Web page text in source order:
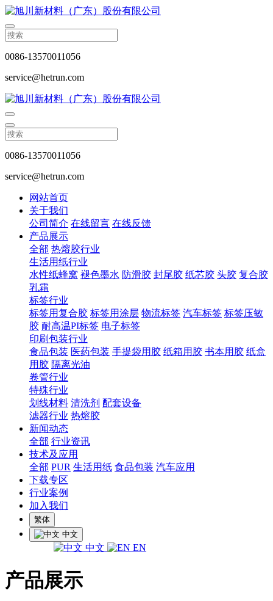
0086-13570011056
service@hetrun.com
0086-13570011056
service@hetrun.com
网站首页
关于我们
公司简介 在线留言 在线反馈
产品展示
全部 热熔胶行业
生活用纸行业
水性纸蜂窝 褪色墨水 防滑胶 封尾胶 纸芯胶 头胶 复合胶
乳霜
标签行业
标签用复合胶 标签用涂层 物流标签 汽车标签 标签压敏
胶 耐高温PI标签 电子标签
印刷包装行业
食品包装 医药包装 手提袋用胶 纸箱用胶 书本用胶 纸盒
用胶 隔离光油
卷管行业
特殊行业
划线材料 清洗剂 配套设备
滤器行业 热熔胶
新闻动态
全部 行业资讯
技术及应用
全部 PUR 生活用纸 食品包装 汽车应用
下载专区
行业案例
加入我们
繁体
中文
中文 EN
产品展示